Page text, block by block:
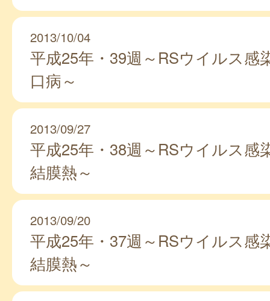
2013/10/04
平成25年・39週～RSウイルス感
口病～
2013/09/27
平成25年・38週～RSウイルス感
結膜熱～
2013/09/20
平成25年・37週～RSウイルス感
結膜熱～